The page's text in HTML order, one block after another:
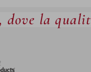
dove la